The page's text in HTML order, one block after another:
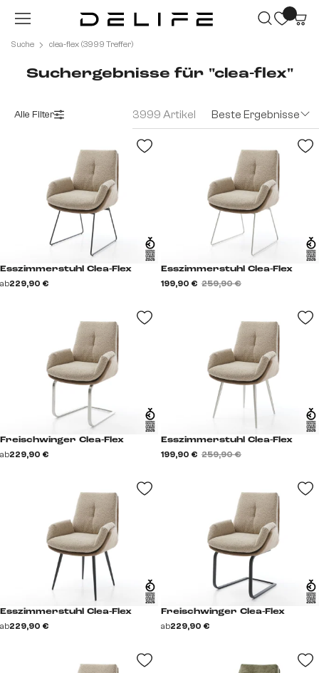
Zum Hauptinhalt springen
Suche clea-flex (3999 Treffer)
Suchergebnisse für "clea-flex"
Alle Filter 3999 Artikel Beste Ergebnisse
Esszimmerstuhl Clea-Flex
ab229,90 €
Esszimmerstuhl Clea-Flex
199,90 € 259,90 €
Freischwinger Clea-Flex
ab229,90 €
Esszimmerstuhl Clea-Flex
199,90 € 259,90 €
Esszimmerstuhl Clea-Flex
ab229,90 €
Freischwinger Clea-Flex
ab229,90 €